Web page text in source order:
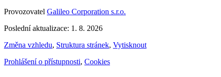
Provozovatel Galileo Corporation s.r.o.
Poslední aktualizace: 1. 8. 2026
Změna vzhledu, Struktura stránek, Vytisknout
Prohlášení o přístupnosti, Cookies